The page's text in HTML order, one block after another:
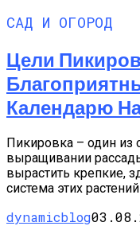
САД И ОГОРОД
Цели
Календарю
Пикировка – один из
выращивании
вырастить крепкие,
система этих
dynamicblog